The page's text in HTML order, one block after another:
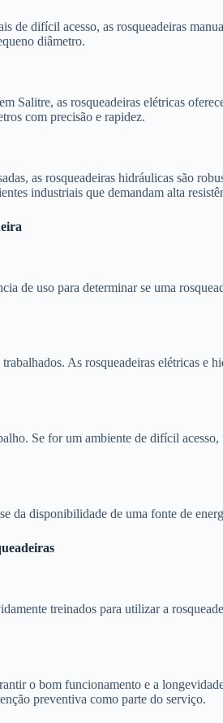
de difícil acesso, as rosqueadeiras
diâmetro.
Salitre, as rosqueadeiras elétricas
com precisão e rapidez.
as rosqueadeiras hidráulicas são
industriais que demandam alta
de uso para determinar se uma
As rosqueadeiras elétricas e
Se for um ambiente de difícil
da disponibilidade de uma fonte de
treinados para utilizar a
o bom funcionamento e a
preventiva como parte do serviço.